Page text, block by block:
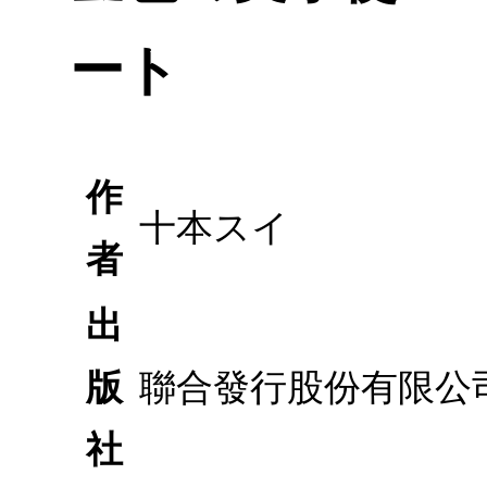
ート
作
者
十本スイ
出
版
社
聯合發行股份有限公